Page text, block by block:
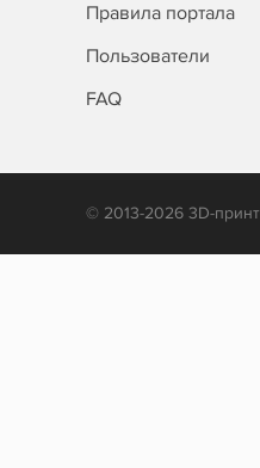
Правила портала
Пользователи
FAQ
© 2013-2026 3D-